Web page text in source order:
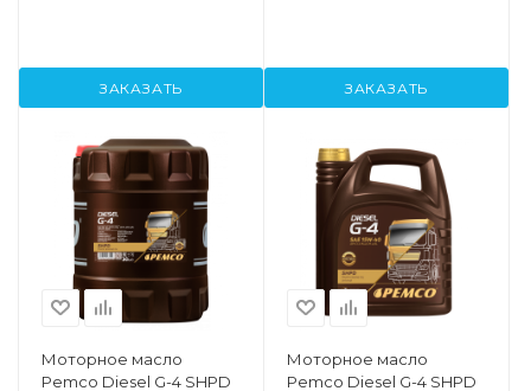
ЗАКАЗАТЬ ЗАКАЗАТЬ
Моторное масло
Pemco Diesel G-4 SHPD
Моторное масло
Pemco Diesel G-4 SHPD